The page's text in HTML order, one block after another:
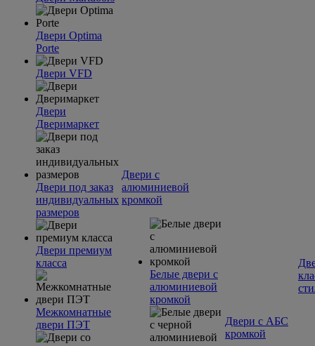
Двери Optima
Porte
Двери VFD
Двери
Дверимаркет
Двери под заказ
индивидуальных
размеров
Двери премиум
класса
Межкомнатные
двери ПЭТ
Двери с
алюминиевой
кромкой
Белые двери с
алюминиевой
кромкой
Двери с АБС
кромкой